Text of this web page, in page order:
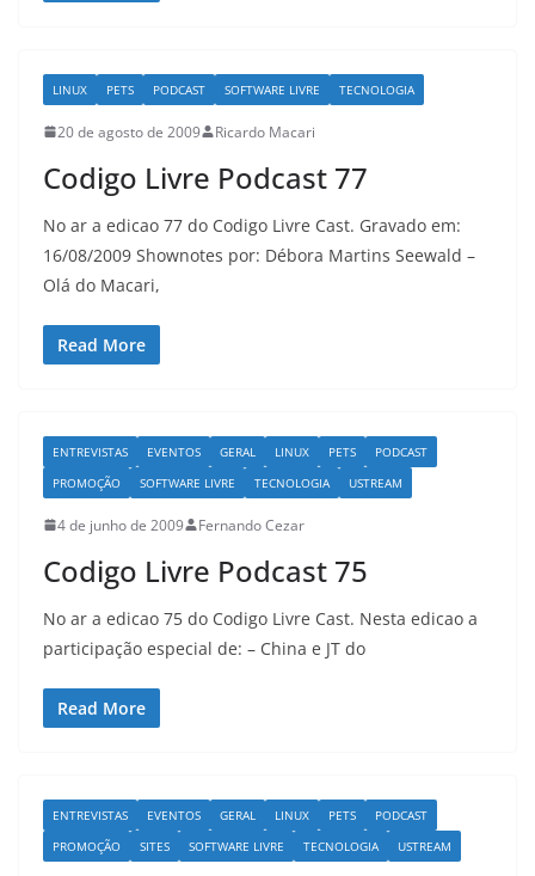
LINUX PETS PODCAST SOFTWARE LIVRE TECNOLOGIA
20 de agosto de 2009 Ricardo Macari
Codigo Livre Podcast 77
No ar a edicao 77 do Codigo Livre Cast. Gravado em:
16/08/2009 Shownotes por: Débora Martins Seewald –
Olá do Macari,
Read More
ENTREVISTAS EVENTOS GERAL LINUX PETS
PODCAST
PROMOÇÃO
SOFTWARE LIVRE TECNOLOGIA USTREAM
4 de junho de 2009 Fernando Cezar
Codigo Livre Podcast 75
No ar a edicao 75 do Codigo Livre Cast. Nesta edicao a
participação especial de: – China e JT do
Read More
ENTREVISTAS EVENTOS GERAL LINUX PETS
PODCAST
PROMOÇÃO
SITES SOFTWARE LIVRE TECNOLOGIA USTREAM